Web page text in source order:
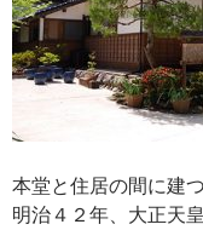
本堂と住居の間に建
明治４２年、大正天